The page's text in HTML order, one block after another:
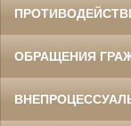
ОБРАЩЕНИЯ